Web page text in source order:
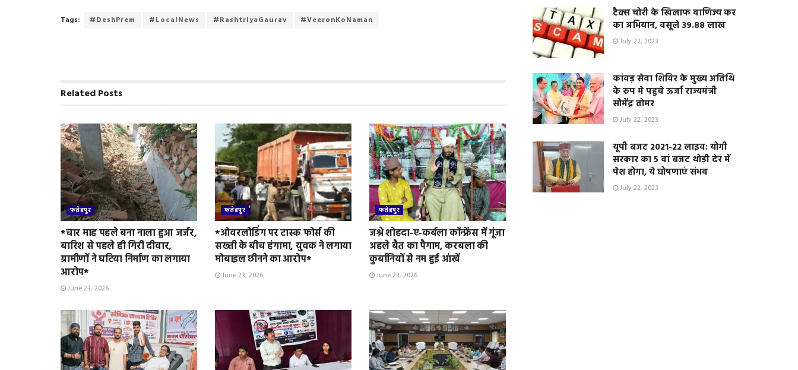
c
i
a
a
i
d
l
y
a
Tags: #DeshPrem #LocalNews #RashtriyaGaurav #VeeronKoNaman
RelatedPosts
फतेहपुर
*चार माह पहले बना नाला हुआ जर्जर,
बारिश से पहले ही गिरी दीवार,
ग्रामीणों ने घटिया निर्माण का लगाया
आरोप*
June 23, 2026
फतेहपुर
*ओवरलोडिंग पर टास्क फोर्स की
सख्ती के बीच हंगामा, युवक ने लगाया
मोबाइल छीनने का आरोप*
June 23, 2026
फतेहपुर
जश्ने शोहदा-ए-कर्बला कॉन्फ्रेंस में गूंजा
अहले बैत का पैगाम, करबला की
कुर्बानियों से नम हुई आंखें
June 23, 2026
टैक्स चोरी के खिलाफ वाणिज्य कर
का अभियान, वसूले 39.88 लाख
July 22, 2023
कांवड़ सेवा शिविर के मुख्य अतिथि
के रुप मे पहुचे ऊर्जा राज्यमंत्री
सोमेंद्र तोमर
July 22, 2023
यूपी बजट 2021-22 लाइव: योगी
सरकार का 5 वां बजट थोड़ी देर में
पेश होगा, ये घोषणाएं संभव
July 22, 2023